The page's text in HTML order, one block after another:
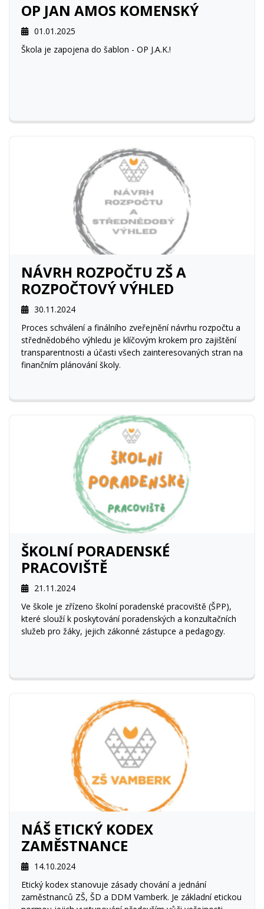
OP JAN AMOS KOMENSKÝ
01.01.2025
Škola je zapojena do šablon - OP J.A.K.!
NÁVRH ROZPOČTU ZŠ A
ROZPOČTOVÝ VÝHLED
30.11.2024
Proces schválení a finálního zveřejnění návrhu rozpočtu a
střednědobého výhledu je klíčovým krokem pro zajištění
transparentnosti a účasti všech zainteresovaných stran na
finančním plánování školy.
ŠKOLNÍ PORADENSKÉ
PRACOVIŠTĚ
21.11.2024
Ve škole je zřízeno školní poradenské pracoviště (ŠPP),
které slouží k poskytování poradenských a konzultačních
služeb pro žáky, jejich zákonné zástupce a pedagogy.
NÁŠ ETICKÝ KODEX
ZAMĚSTNANCE
14.10.2024
Etický kodex stanovuje zásady chování a jednání
zaměstnanců ZŠ, ŠD a DDM Vamberk. Je základní etickou